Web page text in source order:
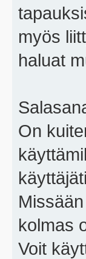
myös
haluat
On
kolmas
Voit